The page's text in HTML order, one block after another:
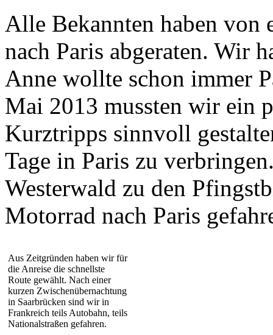
Alle Bekannten haben von
nach Paris abgeraten. Wir
Anne wollte schon immer
Mai 2013 mussten wir ein
Kurztripps sinnvoll
Tage in Paris zu
Westerwald zu den
Motorrad nach Paris
Aus Zeitgründen haben wir für
die Anreise die schnellste
Route gewählt. Nach einer
kurzen Zwischenübernachtung
in Saarbrücken sind wir in
Frankreich teils Autobahn, teils
Nationalstraßen gefahren.